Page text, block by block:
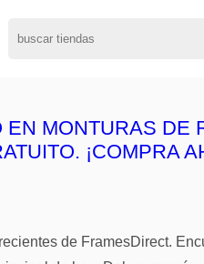
MONTURAS DE
¡COMPRA
de FramesDirect.